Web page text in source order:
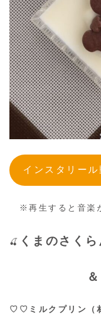
インスタリー
※再生すると音楽
🍒 くまのさく
♡♡ミルクプリン（